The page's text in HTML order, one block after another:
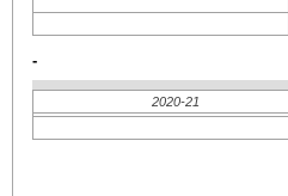
-
2020-21